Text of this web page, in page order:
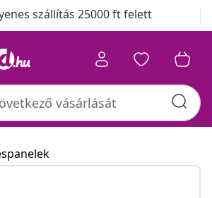
szállítás 25000 ft felett